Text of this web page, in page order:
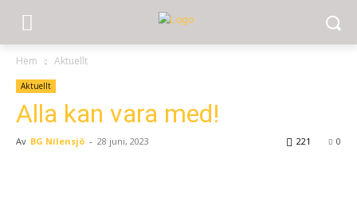
Hem Aktuellt
Aktuellt
Alla kan vara med!
Av BG Nilensjö - 28 juni, 2023 0
221